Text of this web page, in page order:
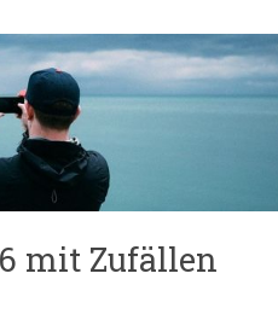
mit Zufällen